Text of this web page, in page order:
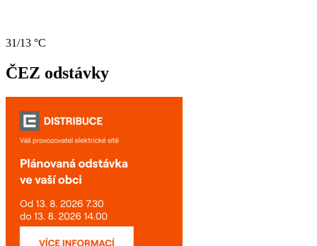
31/13 °C
ČEZ odstávky